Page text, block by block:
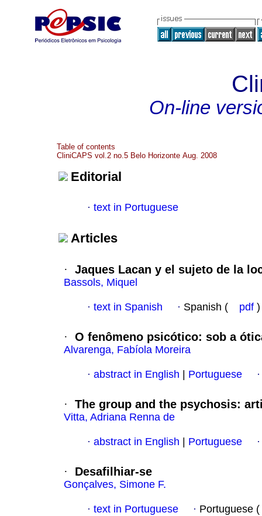
On-line
Table of contents
CliniCAPS vol.2 no.5 Belo Horizonte Aug. 2008
Editorial
· text in Portuguese
Articles
· Jaques Lacan y el sujeto de la
Bassols, Miquel
· text in Spanish · Spanish ( pdf )
· O fenômeno psicótico: sob a
Alvarenga, Fabíola Moreira
· abstract in English Portuguese
· The group and the psychosis:
Vitta, Adriana Renna de
· abstract in English Portuguese
· Desafilhiar-se
Gonçalves, Simone F.
· text in Portuguese · Portuguese (